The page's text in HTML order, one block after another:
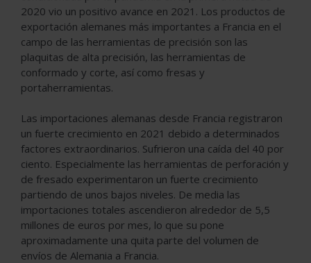
2020 vio un positivo avance en 2021. Los productos de
exportación alemanes más importantes a Francia en el
campo de las herramientas de precisión son las
plaquitas de alta precisión, las herramientas de
conformado y corte, así como fresas y
portaherramientas.
Las importaciones alemanas desde Francia registraron
un fuerte crecimiento en 2021 debido a determinados
factores extraordinarios. Sufrieron una caída del 40 por
ciento. Especialmente las herramientas de perforación y
de fresado experimentaron un fuerte crecimiento
partiendo de unos bajos niveles. De media las
importaciones totales ascendieron alrededor de 5,5
millones de euros por mes, lo que su pone
aproximadamente una quita parte del volumen de
envíos de Alemania a Francia.